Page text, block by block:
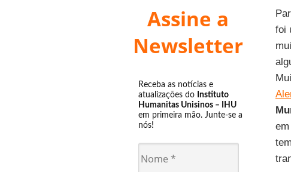
Assine a
Newsletter
Receba as notícias e
atualizações do Instituto
Humanitas Unisinos – IHU
em primeira mão. Junte-se a
nós!
foi